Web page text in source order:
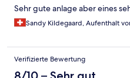
Sehr gute anlage aber eines
Sandy Kildegaard, Aufenthalt
Verifizierte Bewertung